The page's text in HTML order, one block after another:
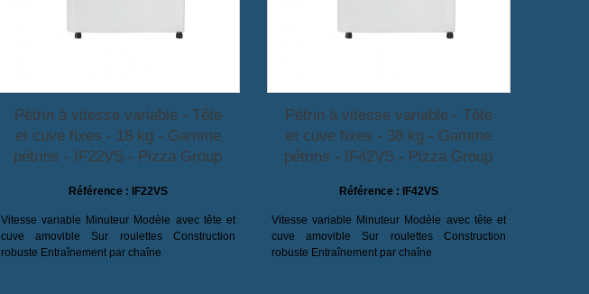
Pétrin à vitesse variable - Tête
et cuve fixes - 18 kg - Gamme
pétrins - IF22VS - Pizza Group
Référence : IF22VS
Vitesse variable Minuteur Modèle avec tête et
cuve amovible Sur roulettes Construction
robuste Entraînement par chaîne
Pétrin à vitesse variable - Tête
et cuve fixes - 38 kg - Gamme
pétrins - IF42VS - Pizza Group
Référence : IF42VS
Vitesse variable Minuteur Modèle avec tête et
cuve amovible Sur roulettes Construction
robuste Entraînement par chaîne